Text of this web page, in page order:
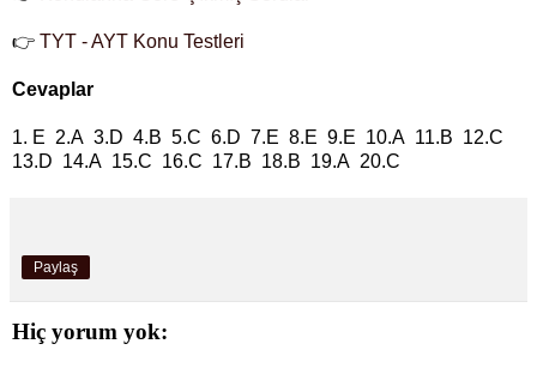
👉 TYT - AYT Konu Testleri
Cevaplar
1. E 2.A 3.D 4.B 5.C 6.D 7.E 8.E 9.E 10.A 11.B 12.C
13.D 14.A 15.C 16.C 17.B 18.B 19.A 20.C
Paylaş
Hiç yorum yok: